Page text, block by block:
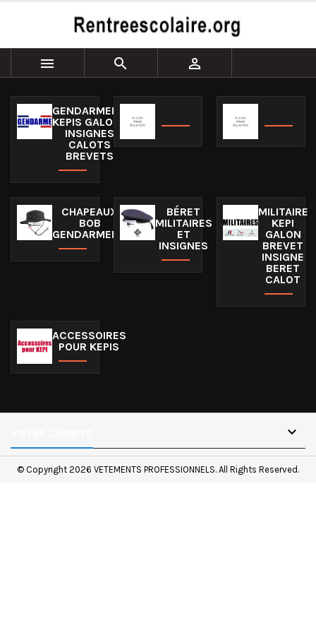
  
GENDARMERIE
KEPIS GALONS
INSIGNES
CALOTS
BREVETS
CHAPEAUX
BOB
GENDARMERIE
BÉRET
MILITAIRES
ET
INSIGNES
MILITAIRE
KEPI
GALON
BREVET
INSIGNE
BERET
CALOT
ACCESSOIRES
POUR KEPIS

© Copyright 2026 VETEMENTS PROFESSIONNELS. All Rights Reserved.